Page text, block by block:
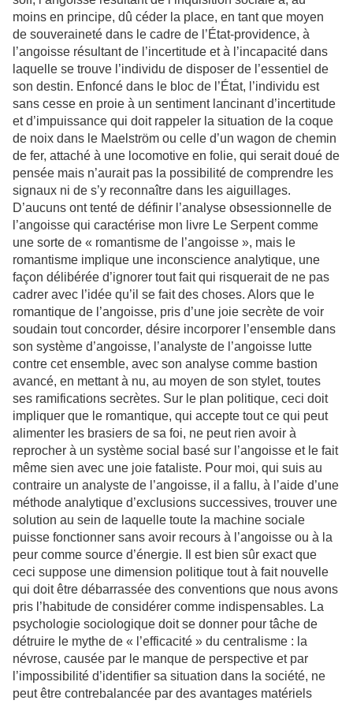
moins en principe, dû céder la place, en tant que moyen
de souveraineté dans le cadre de l’État-providence, à
l’angoisse résultant de l’incertitude et à l’incapacité dans
laquelle se trouve l’individu de disposer de l’essentiel de
son destin. Enfoncé dans le bloc de l’État, l’individu est
sans cesse en proie à un sentiment lancinant d’incertitude
et d’impuissance qui doit rappeler la situation de la coque
de noix dans le Maelström ou celle d’un wagon de chemin
de fer, attaché à une locomotive en folie, qui serait doué de
pensée mais n’aurait pas la possibilité de comprendre les
signaux ni de s’y reconnaître dans les aiguillages.
D’aucuns ont tenté de définir l’analyse obsessionnelle de
l’angoisse qui caractérise mon livre Le Serpent comme
une sorte de « romantisme de l’angoisse », mais le
romantisme implique une inconscience analytique, une
façon délibérée d’ignorer tout fait qui risquerait de ne pas
cadrer avec l’idée qu’il se fait des choses. Alors que le
romantique de l’angoisse, pris d’une joie secrète de voir
soudain tout concorder, désire incorporer l’ensemble dans
son système d’angoisse, l’analyste de l’angoisse lutte
contre cet ensemble, avec son analyse comme bastion
avancé, en mettant à nu, au moyen de son stylet, toutes
ses ramifications secrètes. Sur le plan politique, ceci doit
impliquer que le romantique, qui accepte tout ce qui peut
alimenter les brasiers de sa foi, ne peut rien avoir à
reprocher à un système social basé sur l’angoisse et le fait
même sien avec une joie fataliste. Pour moi, qui suis au
contraire un analyste de l’angoisse, il a fallu, à l’aide d’une
méthode analytique d’exclusions successives, trouver une
solution au sein de laquelle toute la machine sociale
puisse fonctionner sans avoir recours à l’angoisse ou à la
peur comme source d’énergie. Il est bien sûr exact que
ceci suppose une dimension politique tout à fait nouvelle
qui doit être débarrassée des conventions que nous avons
pris l’habitude de considérer comme indispensables. La
psychologie sociologique doit se donner pour tâche de
détruire le mythe de « l’efficacité » du centralisme : la
névrose, causée par le manque de perspective et par
l’impossibilité d’identifier sa situation dans la société, ne
peut être contrebalancée par des avantages matériels